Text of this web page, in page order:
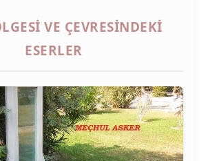
VE ÇEVRESINDEKI
ESERLER